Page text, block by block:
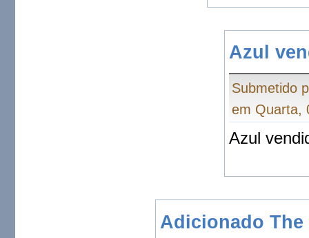
Azul
Submetido
em Quarta,
Azul
Adicionado